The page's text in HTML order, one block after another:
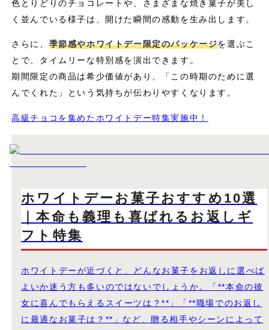
色とりどりのチョコレートや、さまざまな焼き菓子が美し
く並んでいる様子は、開けた瞬間の感動を生み出します。
さらに、 季節感やホワイトデー限定のパッケージを選ぶこ
とで、タイムリーな特別感を演出できます。
期間限定の商品は希少価値があり、「この時期のために選
んでくれた」という気持ちが伝わりやすくなります。
高級チョコを集めたホワイトデー特集実施中！
ホワイトデーお菓子おすすめ10選
｜本命も義理も喜ばれるお返しギ
フト特集
ホワイトデーが近づくと、どんなお菓子をお返しに選べば
よいか迷う方も多いのではないでしょうか。「**本命の彼
女に喜んでもらえるスイーツは？**」「**職場でのお返し
に最適なお菓子は？**」など、贈る相手やシーンによって